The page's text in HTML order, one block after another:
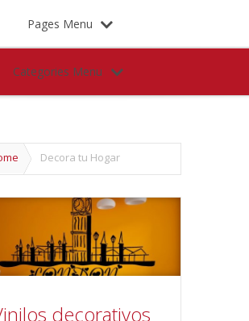
Pages Menu
Categories Menu
Decora tu Hogar
decorativos